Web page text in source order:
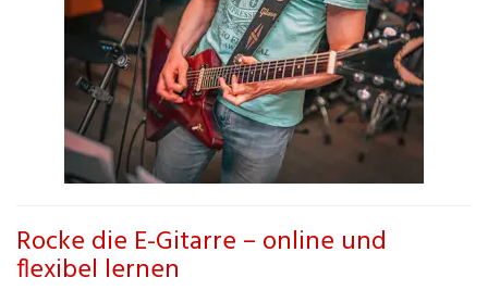
Rocke die E-Gitarre – online und
flexibel lernen